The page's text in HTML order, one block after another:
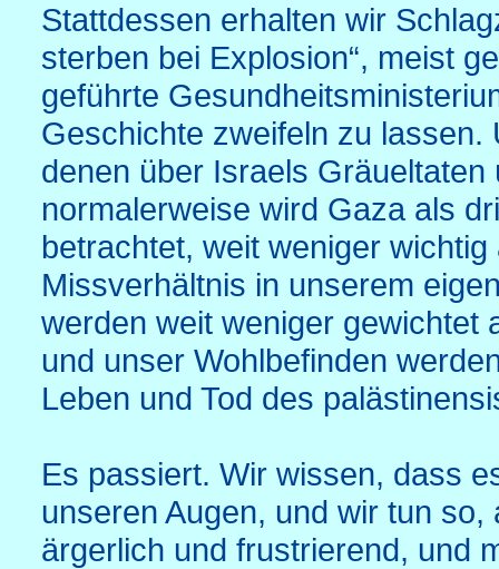
Stattdessen erhalten wir
sterben bei Explosion“, meist
geführte
Geschichte zweifeln zu
denen über Israels
normalerweise wird Gaza als
betrachtet, weit weniger
Missverhältnis in unserem
werden weit weniger gewichtet
und unser Wohlbefinden
Leben und Tod des
Es passiert. Wir wissen, dass
unseren Augen, und wir tun
ärgerlich und frustrierend, und